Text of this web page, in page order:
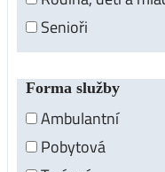
Senioři
Forma služby
Ambulantní
Pobytová